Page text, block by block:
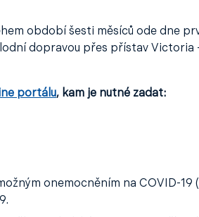
období šesti měsíců ode dne
dopravou přes přístav Victoria
portálu, kam je nutné zadat:
onemocněním na COVID-19